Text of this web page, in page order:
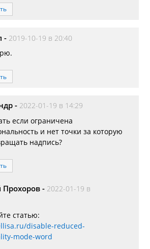
- 2019-10-19 в 20:40
- 2022-01-19 в 14:29
если ограничена
и нет точки за которую
надпись?
Прохоров - 2022-01-19 в
статью:
disable-reduced-
mode-word